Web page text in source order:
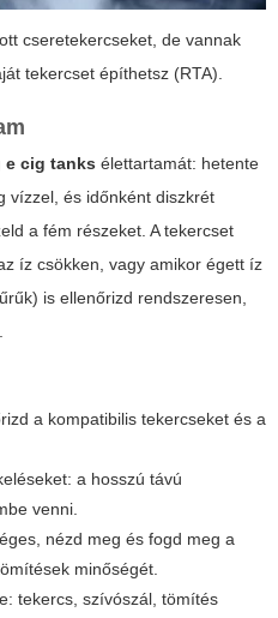
cseretekercseket, de vannak
tekercset építhetsz (RTA).
e cig tanks élettartamát: hetente
vízzel, és időnként diszkrét
a fém részeket. A tekercset
íz csökken, vagy amikor égett íz
is ellenőrizd rendszeresen,
a kompatibilis tekercseket és a
a hosszú távú
venni.
nézd meg és fogd meg a
minőségét.
tekercs, szívószál, tömítés